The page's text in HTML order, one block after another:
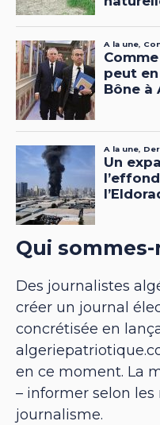
Qui sommes-
Des journalistes
créer un journal
concrétisée en
en ce moment. La
– informer selon
journalisme.